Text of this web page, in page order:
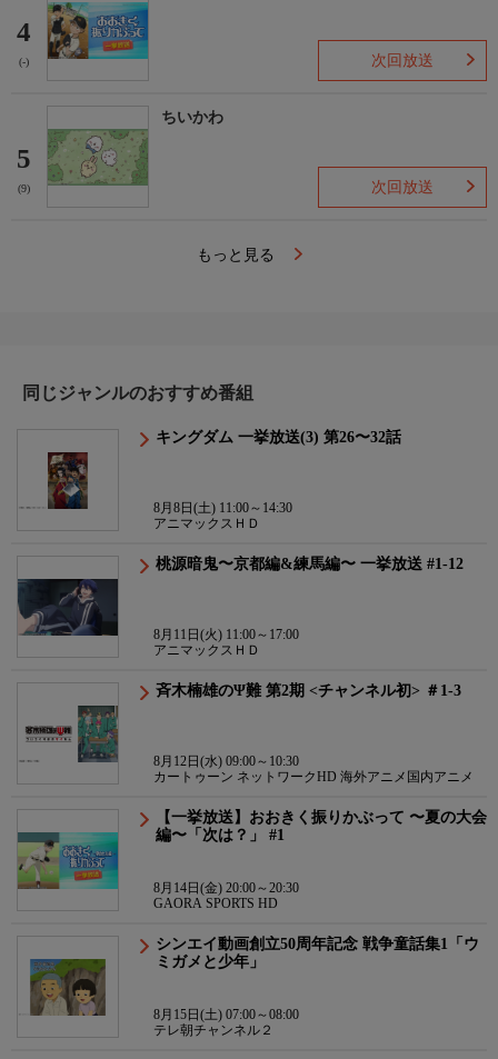
4
(-) 次回放送
5
(9)
ちいかわ
次回放送
もっと見る
同じジャンルのおすすめ番組
キングダム 一挙放送(3) 第26〜32話
8月8日(土) 11:00～14:30
アニマックスＨＤ
桃源暗鬼〜京都編&練馬編〜 一挙放送 #1-12
8月11日(火) 11:00～17:00
アニマックスＨＤ
斉木楠雄のΨ難 第2期 <チャンネル初> ＃1-3
8月12日(水) 09:00～10:30
カートゥーン ネットワークHD 海外アニメ国内アニメ
【一挙放送】おおきく振りかぶって 〜夏の大会
編〜「次は？」 #1
8月14日(金) 20:00～20:30
GAORA SPORTS HD
シンエイ動画創立50周年記念 戦争童話集1「ウ
ミガメと少年」
8月15日(土) 07:00～08:00
テレ朝チャンネル２